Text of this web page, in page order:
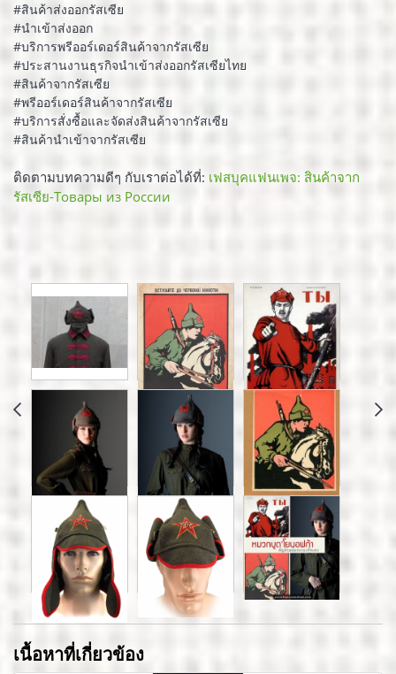
#สินค้าส่งออกรัสเซีย
#นำเข้าส่งออก
#บริการพรีออร์เดอร์สินค้าจากรัสเซีย
#ประสานงานธุรกิจนำเข้าส่งออกรัสเซียไทย
#สินค้าจากรัสเซีย
#พรีออร์เดอร์สินค้าจากรัสเซีย
#บริการสั่งซื้อและจัดส่งสินค้าจากรัสเซีย
#สินค้านำเข้าจากรัสเซีย
ติดตามบทความดีๆ กับเราต่อได้ที่: เฟสบุคแฟนเพจ: สินค้าจาก
รัสเซีย-Товары из России
เนื้อหาที่เกี่ยวข้อง